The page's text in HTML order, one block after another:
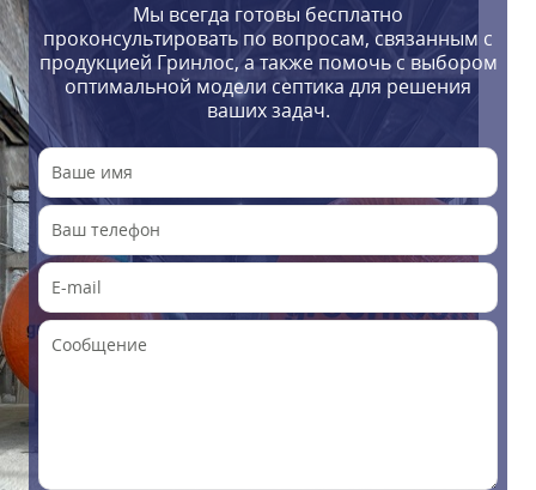
Мы всегда готовы бесплатно
проконсультировать по вопросам, связанным с
продукцией Гринлос, а также помочь с выбором
оптимальной модели септика для решения
ваших задач.